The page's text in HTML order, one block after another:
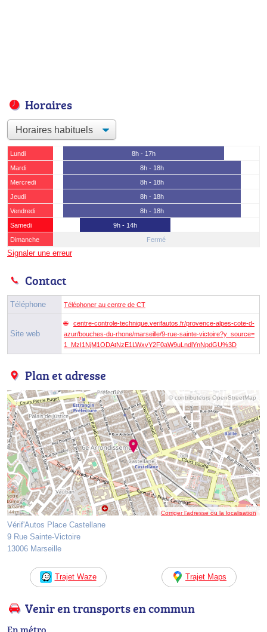
Horaires
Lundi
8h - 17h
Mardi
8h - 18h
Mercredi
8h - 18h
Jeudi
8h - 18h
Vendredi
8h - 18h
Samedi
9h - 14h
Dimanche
Fermé
Signaler une erreur
Contact
Téléphone Téléphoner au centre de CT
Site web
centre-controle-technique.verifautos.fr/provence-alpes-cote-d-
azur/bouches-du-rhone/marseille/9-rue-sainte-victoire?y_source=
1_MzI1NjM1ODAtNzE1LWxvY2F0aW9uLndlYnNpdGU%3D
Plan et adresse
© contributeurs OpenStreetMap
Corriger l’adresse ou la localisation
Vérif'Autos Place Castellane
9 Rue Sainte-Victoire
13006 Marseille
Trajet Waze Trajet Maps
Venir en transports en commun